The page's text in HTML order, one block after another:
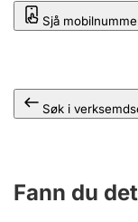
Sjå
Søk i
Fann du